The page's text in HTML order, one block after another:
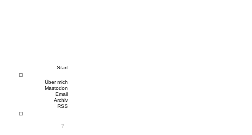
Start
Über mich
Mastodon
Email
Archiv
RSS